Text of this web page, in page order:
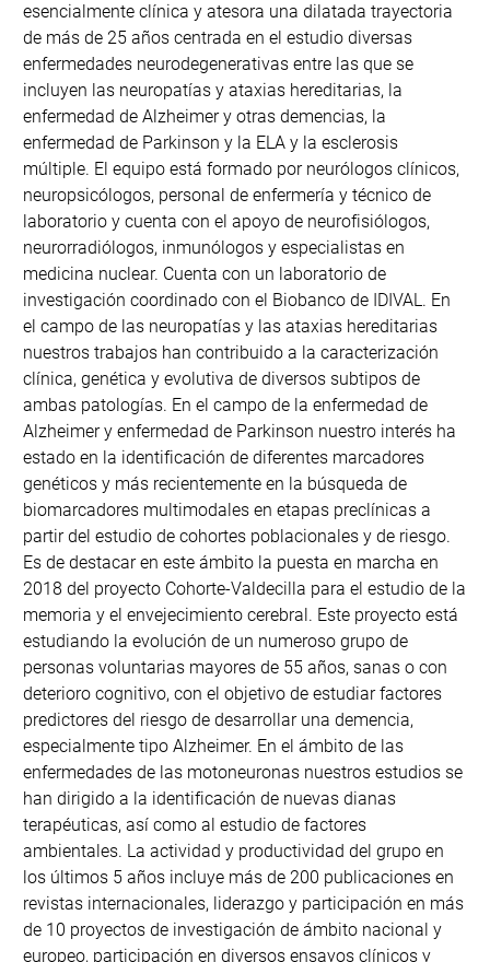
esencialmente clínica y atesora una dilatada trayectoria
de más de 25 años centrada en el estudio diversas
enfermedades neurodegenerativas entre las que se
incluyen las neuropatías y ataxias hereditarias, la
enfermedad de Alzheimer y otras demencias, la
enfermedad de Parkinson y la ELA y la esclerosis
múltiple. El equipo está formado por neurólogos clínicos,
neuropsicólogos, personal de enfermería y técnico de
laboratorio y cuenta con el apoyo de neurofisiólogos,
neurorradiólogos, inmunólogos y especialistas en
medicina nuclear. Cuenta con un laboratorio de
investigación coordinado con el Biobanco de IDIVAL. En
el campo de las neuropatías y las ataxias hereditarias
nuestros trabajos han contribuido a la caracterización
clínica, genética y evolutiva de diversos subtipos de
ambas patologías. En el campo de la enfermedad de
Alzheimer y enfermedad de Parkinson nuestro interés ha
estado en la identificación de diferentes marcadores
genéticos y más recientemente en la búsqueda de
biomarcadores multimodales en etapas preclínicas a
partir del estudio de cohortes poblacionales y de riesgo.
Es de destacar en este ámbito la puesta en marcha en
2018 del proyecto Cohorte-Valdecilla para el estudio de la
memoria y el envejecimiento cerebral. Este proyecto está
estudiando la evolución de un numeroso grupo de
personas voluntarias mayores de 55 años, sanas o con
deterioro cognitivo, con el objetivo de estudiar factores
predictores del riesgo de desarrollar una demencia,
especialmente tipo Alzheimer. En el ámbito de las
enfermedades de las motoneuronas nuestros estudios se
han dirigido a la identificación de nuevas dianas
terapéuticas, así como al estudio de factores
ambientales. La actividad y productividad del grupo en
los últimos 5 años incluye más de 200 publicaciones en
revistas internacionales, liderazgo y participación en más
de 10 proyectos de investigación de ámbito nacional y
europeo, participación en diversos ensayos clínicos y